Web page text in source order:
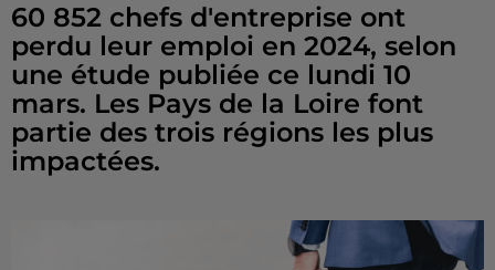
60 852 chefs d'entreprise ont
perdu leur emploi en 2024, selon
une étude publiée ce lundi 10
mars. Les Pays de la Loire font
partie des trois régions les plus
impactées.